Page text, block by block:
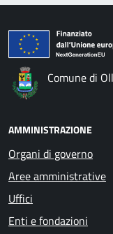
Comune di
AMMINISTRAZIONE
Organi di governo
Aree amministrative
Uffici
Enti e fondazioni